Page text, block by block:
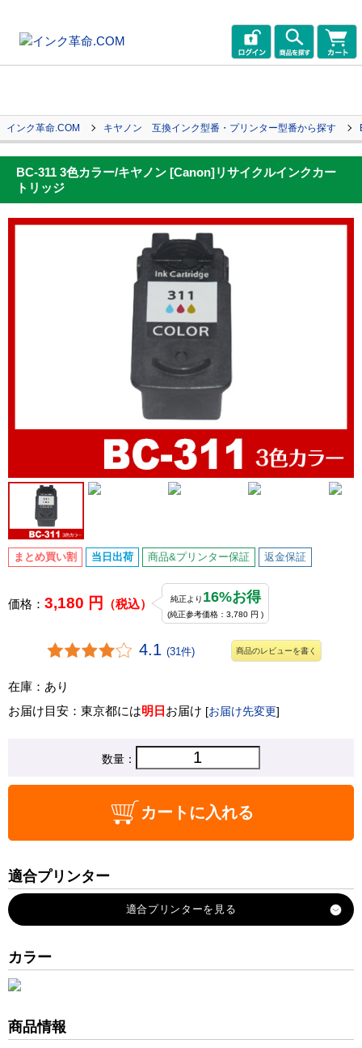
インク革命.COM キヤノン 互換インク型番・プリンター型番から探す
BC-311 3色カラー/キヤノン [Canon]リサイクルインクカー
トリッジ
まとめ買い割 当日出荷 商品&プリンター保証 返金保証
価格： 3,180 円 （税込） 純正より 16%お得
(純正参考価格：3,780 円 )
4.1 (31件) 商品のレビューを書く
在庫：あり
お届け目安：東京都には明日 お届け [お届け先変更]
数量：
カートに入れる
適合プリンター
PIXUS-MP280
PIXUS-MP480
PIXUS-MP490
PIXUS-MP493
PIXUS-MX420
PIXUS-iP2700
カラー
商品情報